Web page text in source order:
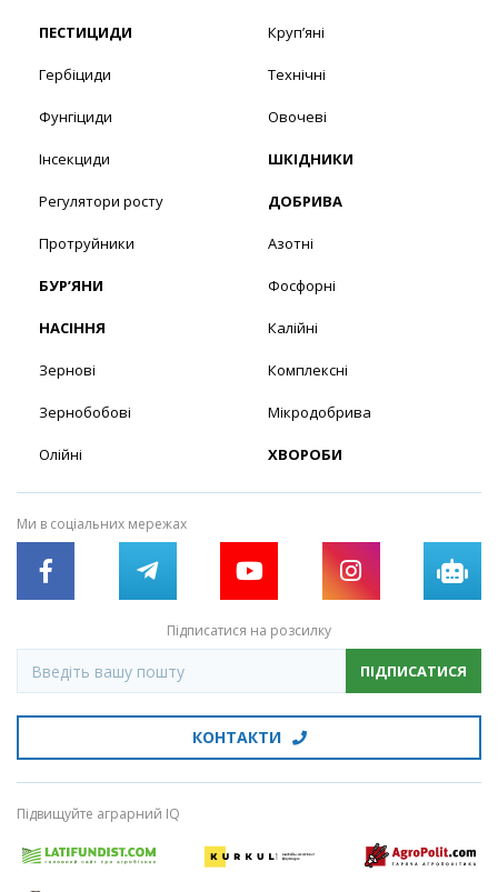
ПЕСТИЦИДИ
Гербіциди
Фунгіциди
Інсекциди
Регулятори росту
Протруйники
БУР’ЯНИ
НАСІННЯ
Зернові
Зернобобові
Олійні
Круп’яні
Технічні
Овочеві
ШКІДНИКИ
ДОБРИВА
Азотні
Фосфорні
Калійні
Комплексні
Мікродобрива
ХВОРОБИ
Ми в соціальних мережах
Підписатися на розсилку
ПІДПИСАТИСЯ
КОНТАКТИ
Підвищуйте аграрний IQ